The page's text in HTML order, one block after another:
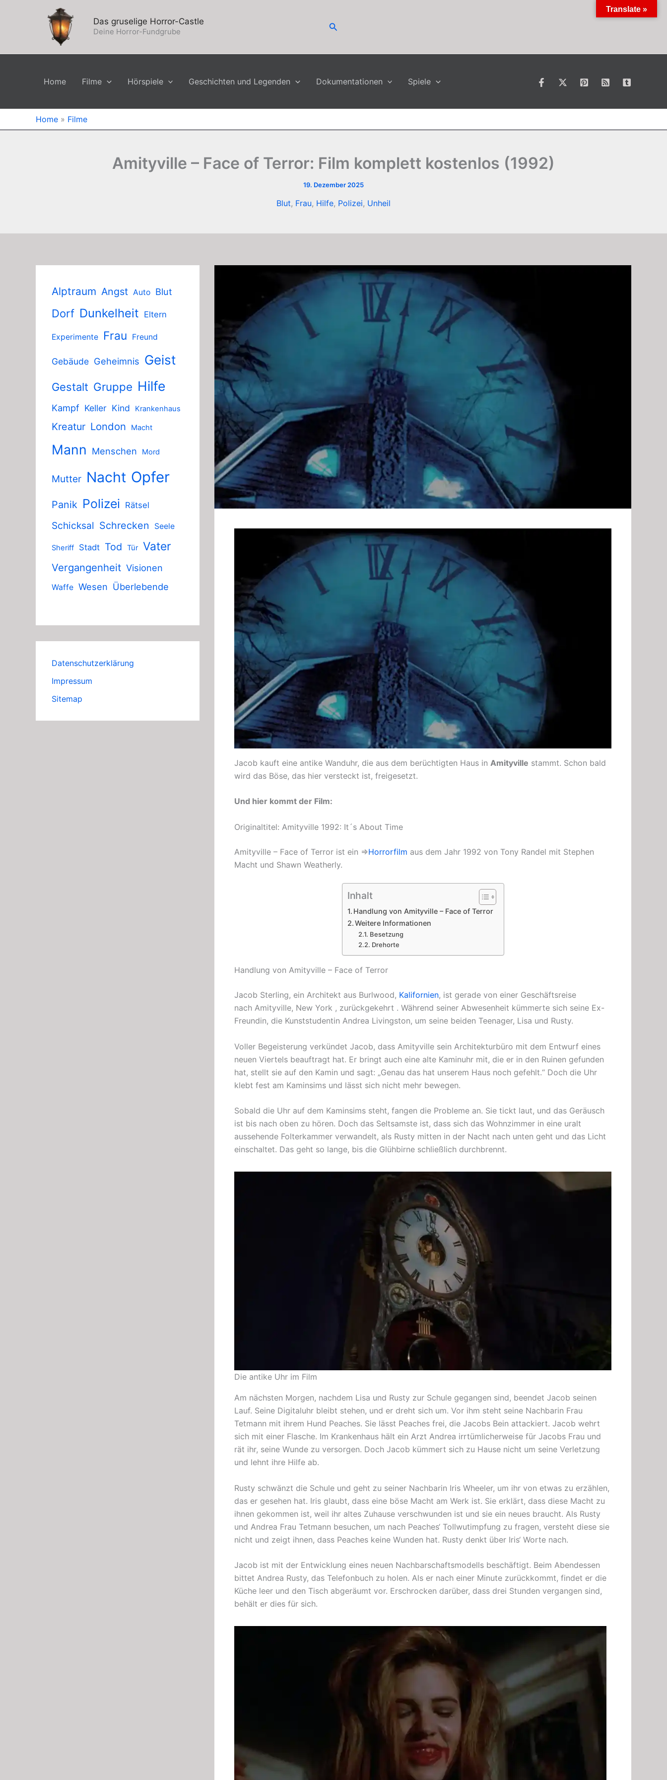
Das gruselige Horror-Castle
Deine Horror-Fundgrube
Suchen
Home Filme Hörspiele Geschichten und Legenden Dokumentationen Spiele
Home » Filme
Amityville – Face of Terror: Film komplett kostenlos (1992)
19. Dezember 2025
Blut, Frau, Hilfe, Polizei, Unheil
Alptraum Angst Auto Blut
Dorf Dunkelheit Eltern
Experimente Frau Freund
Gebäude Geheimnis Geist
Gestalt Gruppe Hilfe
Kampf Keller Kind Krankenhaus
Kreatur London Macht
Mann Menschen Mord
Mutter Nacht Opfer
Panik Polizei Rätsel
Schicksal Schrecken Seele
Sheriff Stadt Tod Tür Vater
Vergangenheit Visionen
Waffe Wesen Überlebende
Datenschutzerklärung
Impressum
Sitemap
Jacob kauft eine antike Wanduhr, die aus dem berüchtigten Haus in Amityville stammt. Schon bald
wird das Böse, das hier versteckt ist, freigesetzt.
Und hier kommt der Film:
Originaltitel: Amityville 1992: It´s About Time
Amityville – Face of Terror ist ein ⇒Horrorfilm aus dem Jahr 1992 von Tony Randel mit Stephen
Macht und Shawn Weatherly.
Inhalt
Handlung von Amityville – Face of Terror
Weitere Informationen
Besetzung
Drehorte
Handlung von Amityville – Face of Terror
Jacob Sterling, ein Architekt aus Burlwood, Kalifornien, ist gerade von einer Geschäftsreise
nach Amityville, New York , zurückgekehrt . Während seiner Abwesenheit kümmerte sich seine Ex-
Freundin, die Kunststudentin Andrea Livingston, um seine beiden Teenager, Lisa und Rusty.
Voller Begeisterung verkündet Jacob, dass Amityville sein Architekturbüro mit dem Entwurf eines
neuen Viertels beauftragt hat. Er bringt auch eine alte Kaminuhr mit, die er in den Ruinen gefunden
hat, stellt sie auf den Kamin und sagt: „Genau das hat unserem Haus noch gefehlt.“ Doch die Uhr
klebt fest am Kaminsims und lässt sich nicht mehr bewegen.
Sobald die Uhr auf dem Kaminsims steht, fangen die Probleme an. Sie tickt laut, und das Geräusch
ist bis nach oben zu hören. Doch das Seltsamste ist, dass sich das Wohnzimmer in eine uralt
aussehende Folterkammer verwandelt, als Rusty mitten in der Nacht nach unten geht und das Licht
einschaltet. Das geht so lange, bis die Glühbirne schließlich durchbrennt.
Die antike Uhr im Film
Am nächsten Morgen, nachdem Lisa und Rusty zur Schule gegangen sind, beendet Jacob seinen
Lauf. Seine Digitaluhr bleibt stehen, und er dreht sich um. Vor ihm steht seine Nachbarin Frau
Tetmann mit ihrem Hund Peaches. Sie lässt Peaches frei, die Jacobs Bein attackiert. Jacob wehrt
sich mit einer Flasche. Im Krankenhaus hält ein Arzt Andrea irrtümlicherweise für Jacobs Frau und
rät ihr, seine Wunde zu versorgen. Doch Jacob kümmert sich zu Hause nicht um seine Verletzung
und lehnt ihre Hilfe ab.
Rusty schwänzt die Schule und geht zu seiner Nachbarin Iris Wheeler, um ihr von etwas zu erzählen,
das er gesehen hat. Iris glaubt, dass eine böse Macht am Werk ist. Sie erklärt, dass diese Macht zu
ihnen gekommen ist, weil ihr altes Zuhause verschwunden ist und sie ein neues braucht. Als Rusty
und Andrea Frau Tetmann besuchen, um nach Peaches‘ Tollwutimpfung zu fragen, versteht diese sie
nicht und zeigt ihnen, dass Peaches keine Wunden hat. Rusty denkt über Iris‘ Worte nach.
Jacob ist mit der Entwicklung eines neuen Nachbarschaftsmodells beschäftigt. Beim Abendessen
bittet Andrea Rusty, das Telefonbuch zu holen. Als er nach einer Minute zurückkommt, findet er die
Küche leer und den Tisch abgeräumt vor. Erschrocken darüber, dass drei Stunden vergangen sind,
behält er dies für sich.
Translate »